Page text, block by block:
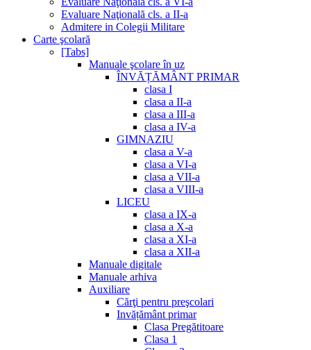
Evaluare Naţională cls. a II-a
Admitere in Colegii Militare
Carte şcolară
[Tabs]
Manuale şcolare în uz
ÎNVĂȚĂMÂNT PRIMAR
clasa I
clasa a II-a
clasa a III-a
clasa a IV-a
GIMNAZIU
clasa a V-a
clasa a VI-a
clasa a VII-a
clasa a VIII-a
LICEU
clasa a IX-a
clasa a X-a
clasa a XI-a
clasa a XII-a
Manuale digitale
Manuale arhiva
Auxiliare
Cărţi pentru preşcolari
Invățământ primar
Clasa Pregătitoare
Clasa 1